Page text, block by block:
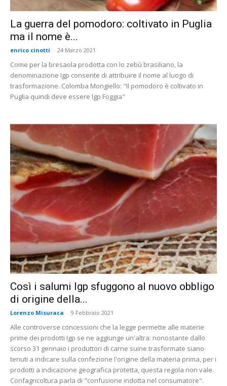
La guerra del pomodoro: coltivato in Puglia
ma il nome è...
enrico cinotti - 24 Marzo 2021
Come per la bresaola prodotta con lo zebù brasiliano, la
denominazione Igp consente di attribuire il nome al luogo di
trasformazione. Colomba Mongiello: "Il pomodoro è coltivato in
Puglia quindi deve essere Igp Foggia"
Così i salumi Igp sfuggono al nuovo obbligo
di origine della...
Lorenzo Misuraca - 9 Febbraio 2021
Alle controverse concessioni che la legge permette alle materie
prime dei prodotti Igp se ne aggiunge un'altra: nonostante dallo
scorso 31 gennaio i produttori di carne suine trasformate siano
tenuti a indicare sulla confezione l'origine della materia prima, per i
prodotti a indicazione geografica protetta, questa regola non vale.
Confagricoltura parla di "confusione indotta nel consumatore".